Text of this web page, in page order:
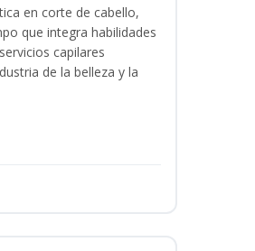
en corte de cabello,
que integra habilidades
capilares
de la belleza y la